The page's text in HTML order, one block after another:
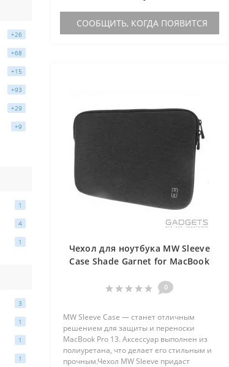
+26
+68
+15
+93
+29
+9
1
4
1
3
1
1
1
СООБЩИТЬ, КОГДА ПОЯВИТСЯ
Чехол для ноутбука MW Sleeve
Case Shade Garnet for MacBook
(MW-410087)0
MW Sleeve Case — станет отличным
решением для защиты и переноски
MacBook Pro 13. Аксессуар выполнен из
полиуретана, что делает его стильным и
прочным.Чехол MW Sleeve придаст